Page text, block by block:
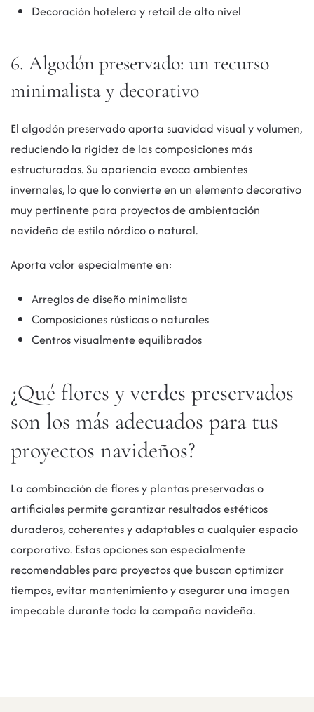
Decoración hotelera y retail de alto nivel
6. Algodón preservado: un recurso
minimalista y decorativo
El algodón preservado aporta suavidad visual y volumen,
reduciendo la rigidez de las composiciones más
estructuradas. Su apariencia evoca ambientes
invernales, lo que lo convierte en un elemento decorativo
muy pertinente para proyectos de ambientación
navideña de estilo nórdico o natural.
Aporta valor especialmente en:
Arreglos de diseño minimalista
Composiciones rústicas o naturales
Centros visualmente equilibrados
¿Qué flores y verdes preservados
son los más adecuados para tus
proyectos navideños?
La combinación de flores y plantas preservadas o
artificiales permite garantizar resultados estéticos
duraderos, coherentes y adaptables a cualquier espacio
corporativo. Estas opciones son especialmente
recomendables para proyectos que buscan optimizar
tiempos, evitar mantenimiento y asegurar una imagen
impecable durante toda la campaña navideña.